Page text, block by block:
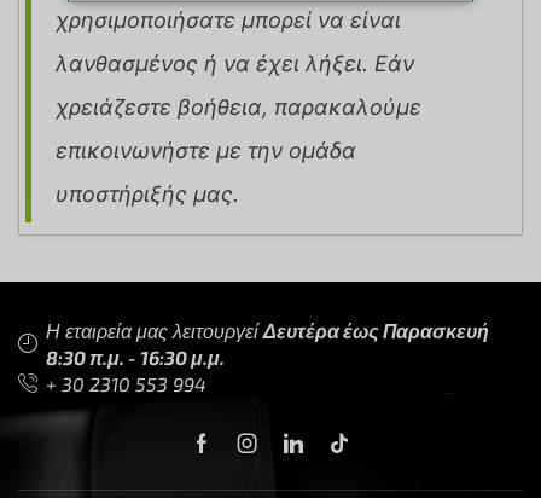
χρησιμοποιήσατε μπορεί να είναι
λανθασμένος ή να έχει λήξει. Εάν
χρειάζεστε βοήθεια, παρακαλούμε
επικοινωνήστε με την ομάδα
υποστήριξής μας.
Η εταιρεία μας λειτουργείΔευτέρα έως Παρασκευή
8:30 π.μ. - 16:30 μ.μ.
+ 30 2310 553 994